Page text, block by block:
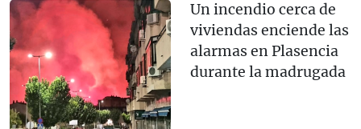
Un incendio cerca de
viviendas enciende las
alarmas en Plasencia
durante la madrugada